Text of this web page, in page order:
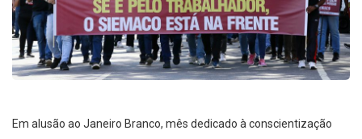
Em alusão ao Janeiro Branco, mês dedicado à conscientização